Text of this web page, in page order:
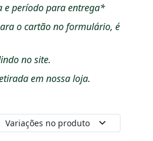
e período para entrega*
o cartão no formulário, é
no site.
em nossa loja.
Variações no produto